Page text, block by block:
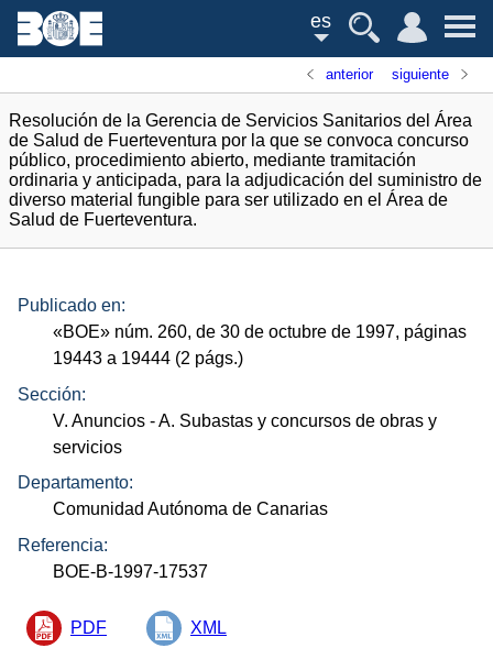
es
anterior siguiente
Resolución de la Gerencia de Servicios Sanitarios del Área
de Salud de Fuerteventura por la que se convoca concurso
público, procedimiento abierto, mediante tramitación
ordinaria y anticipada, para la adjudicación del suministro de
diverso material fungible para ser utilizado en el Área de
Salud de Fuerteventura.
Publicado en:
«BOE» núm. 260, de 30 de octubre de 1997, páginas
19443 a 19444 (2 págs.)
Sección:
V. Anuncios - A. Subastas y concursos de obras y
servicios
Departamento:
Comunidad Autónoma de Canarias
Referencia:
BOE-B-1997-17537
PDF XML